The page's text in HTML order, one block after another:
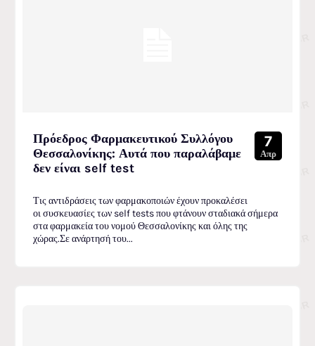
Πρόεδρος Φαρμακευτικού Συλλόγου
Θεσσαλονίκης: Αυτά που παραλάβαμε
δεν είναι self test
7
Απρ
Τις αντιδράσεις των φαρμακοποιών έχουν προκαλέσει
οι συσκευασίες των self tests που φτάνουν σταδιακά σήμερα
στα φαρμακεία του νομού Θεσσαλονίκης και όλης της
χώρας.Σε ανάρτησή του...